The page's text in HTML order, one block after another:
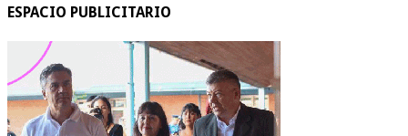
ESPACIO PUBLICITARIO